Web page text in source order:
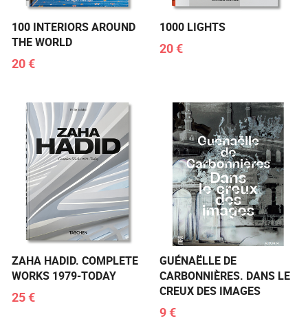
100 INTERIORS AROUND
THE WORLD
20 €
1000 LIGHTS
20 €
ZAHA HADID. COMPLETE
WORKS 1979-TODAY
25 €
GUÉNAËLLE DE
CARBONNIÈRES. DANS LE
CREUX DES IMAGES
9 €